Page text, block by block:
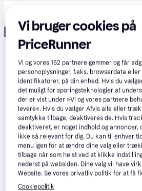
Annonce
Vi bruger cookies på
PriceRunner
Vi og vores152 partnere gemmer og får
personoplysninger, f.eks. browserdata
identifikatorer, på din enhed. Hvis du
det muligt for sporingsteknologier at
der er vist under »Vi og vores partnere
levere«. Hvis du vælger Afvis alle eller
samtykke tilbage, deaktiveres de. Hvis
deaktiveret, er noget indhold og annoncer,
ikke så relevant for dig. Du kan til enhver
menu igen for at ændre dine valg eller
tilbage når som helst ved at klikke
nederst på websiden. Dine valg vil have
Website. Se vores privatliv politik for at få
Cookiepolitik